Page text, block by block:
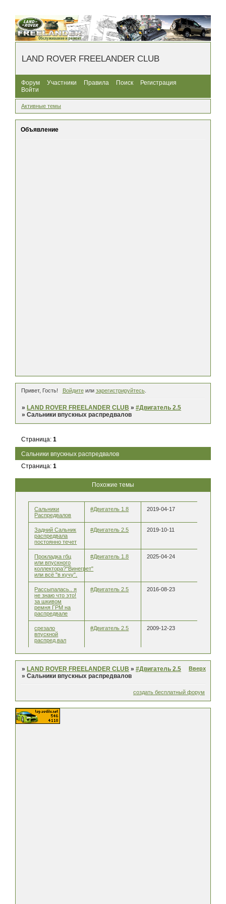
LAND ROVER FREELANDER CLUB
Форум Участники Правила Поиск
Регистрация
Войти
Активные темы
Объявление
Привет, Гость! Войдитеили зарегистрируйтесь.
» LAND ROVER FREELANDER CLUB »#Двигатель 2.5
»Сальники впускных распредвалов
Сальники впускных распредвалов
Страница:1
Страница:1
Похожие темы
Сальники
Распредвалов
#Двигатель 1.8 2019-04-17
Задний Сальник
распредвала
постоянно течет
#Двигатель 2.5 2019-10-11
Прокладка гбц
или впускного
коллектора?"Винегрет"
или всё "в кучу".
#Двигатель 1.8 2025-04-24
Рассыпалась.. я
не знаю что это!
за шкивом
ремня ГРМ на
распредвале
#Двигатель 2.5 2016-08-23
срезало
впускной
распред.вал
#Двигатель 2.5 2009-12-23
» LAND ROVER FREELANDER CLUB »#Двигатель 2.5
»Сальники впускных распредвалов
Вверх
создать бесплатный форум